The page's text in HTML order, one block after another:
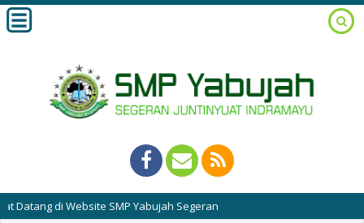
di Website SMP Yabujah Segeran